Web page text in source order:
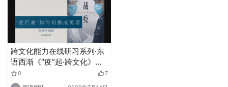
跨文化能力在线研习系列·东
语西渐《“疫”起·跨文化》第
二期
0 7